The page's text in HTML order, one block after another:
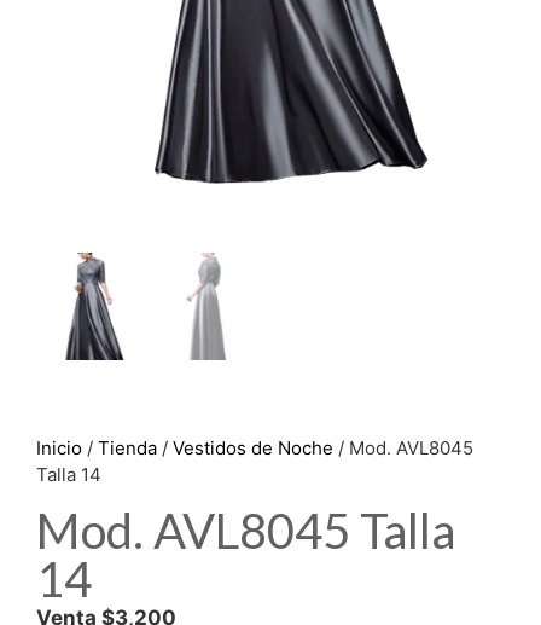
Inicio / Tienda / Vestidos de Noche / Mod. AVL8045
Talla 14
Mod. AVL8045 Talla
14
Venta $3,200